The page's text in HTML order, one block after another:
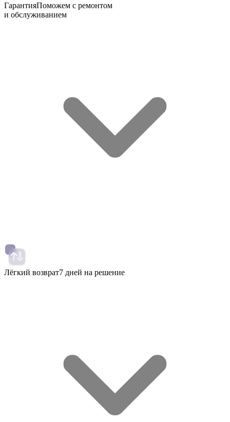
ГарантияПоможем с ремонтом
и обслуживанием
Лёгкий возврат7 дней на решение